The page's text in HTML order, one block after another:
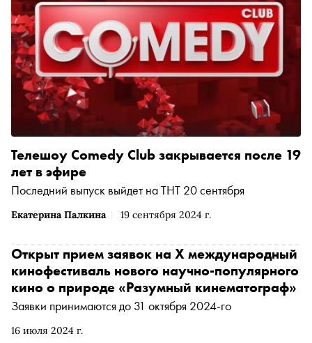
Екатерина Палкина 19 сентября 2024 г.
Телешоу Comedy Club закрывается после 19
лет в эфире
Последний выпуск выйдет на ТНТ 20 сентября
16 июля 2024 г.
Открыт прием заявок на X международный
кинофестиваль нового научно-популярного
кино о природе «Разумный кинематограф»
Заявки принимаются до 31 октября 2024-го